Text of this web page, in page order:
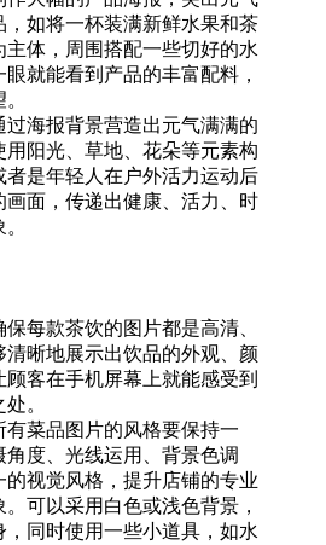
，如将一杯装满新鲜水果和茶
主体，周围搭配一些切好的水
就能看到产品的丰富配料，
过海报背景营造出元气满满的
用阳光、草地、花朵等元素构
者是年轻人在户外活力运动后
画面，传递出健康、活力、时
保每款茶饮的图片都是高清、
清晰地展示出饮品的外观、颜
客在手机屏幕上就能感受到
。
有菜品图片的风格要保持一
角度、光线运用、背景色调
的视觉风格，提升店铺的专业
可以采用白色或浅色背景，
，同时使用一些小道具，如水